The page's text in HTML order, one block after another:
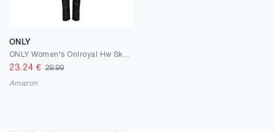
ONLY
23.24 €29.99
Amazon